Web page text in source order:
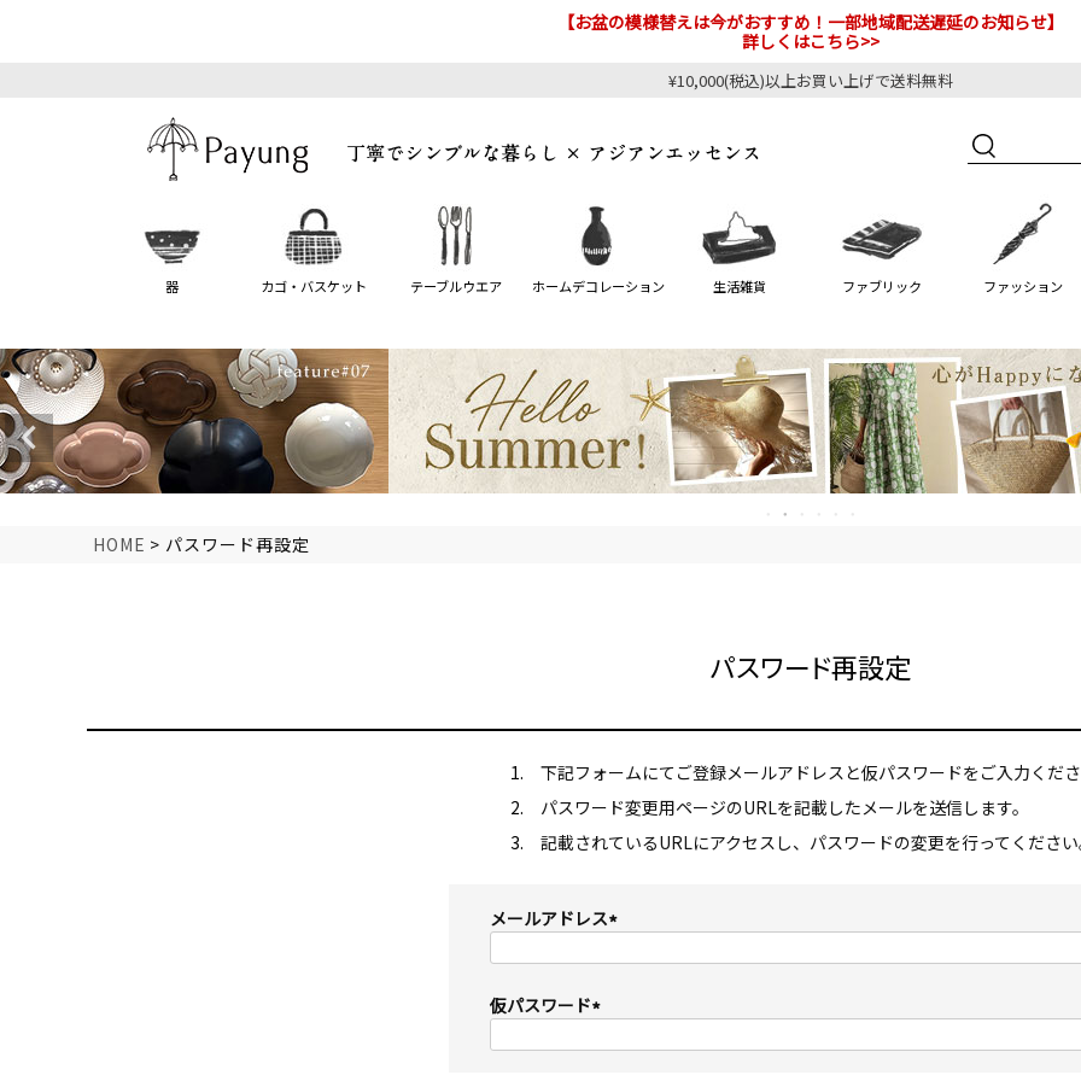
【お盆の模様替えは今がおすすめ！一部地域配送遅延のお知らせ】
詳しくはこちら>>
¥10,000(税込)以上お買い上げで送料無料
器 カゴ・バスケット テーブルウエア ホームデコレーション 生活雑貨 ファブリック ファッション
HOME パスワード再設定
パスワード再設定
下記フォームにてご登録メールアドレスと仮パスワードをご入力くだ
パスワード変更用ページのURLを記載したメールを送信します。
記載されているURLにアクセスし、パスワードの変更を行ってくださ
メールアドレス
)
仮パスワード